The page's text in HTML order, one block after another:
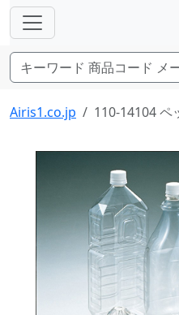
Airis1.co.jp 110-14104 ペ